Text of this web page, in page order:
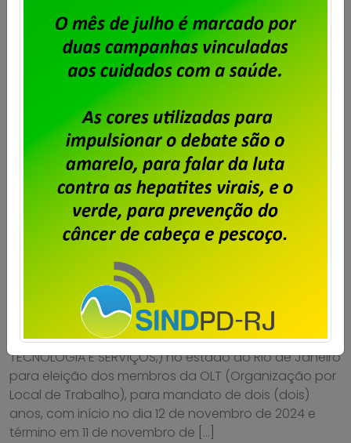
BBTS – Eleição dos membros da
Imprensaem
A diretoria do Sindpd-RJ convoca todos os
trabalhadores e trabalhadoras da BBTS (BB
TECNOLOGIA E SERVIÇOS,) no estado do Rio de Janeiro
para eleição dos membros da OLT (Organização por
Local de Trabalho), para mandato de dois (dois)
anos, com início no dia 12 de novembro de 2024 e
término em 11 de novembro de […]